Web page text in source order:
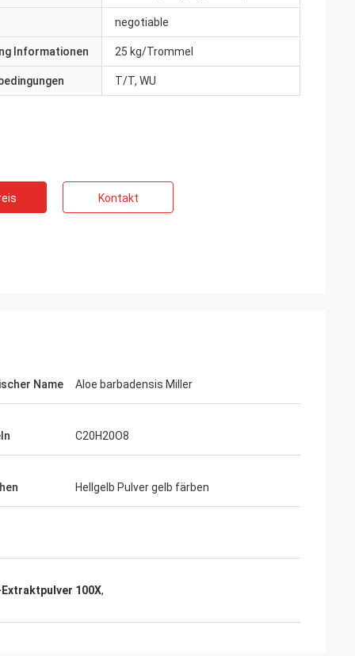
negotiable
Informationen 25 kg/Trommel
T/T, WU
Kontakt
Name Aloe barbadensis Miller
C20H20O8
Hellgelb Pulver gelb färben
100X,